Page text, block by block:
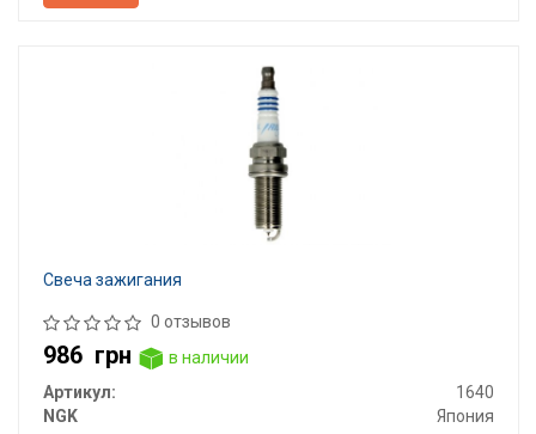
Свеча зажигания
0 отзывов
986 грн
в наличии
Артикул:
1640
NGK
Япония